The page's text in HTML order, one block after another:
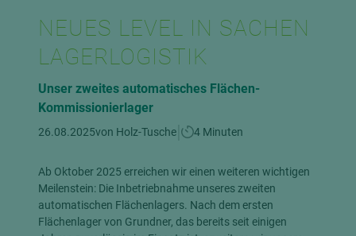
NEUES LEVEL IN SACHEN
LAGERLOGISTIK
Unser zweites automatisches Flächen-
Kommissionierlager
26.08.2025von Holz-Tusche 4 Minuten
Ab Oktober 2025 erreichen wir einen weiteren wichtigen
Meilenstein: Die Inbetriebnahme unseres zweiten
automatischen Flächenlagers. Nach dem ersten
Flächenlager von Grundner, das bereits seit einigen